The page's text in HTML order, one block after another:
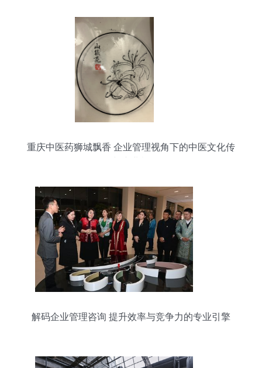
重庆中医药狮城飘香 企业管理视角下的中医文化传
解码企业管理咨询 提升效率与竞争力的专业引擎